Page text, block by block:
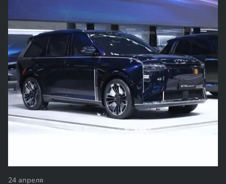
24 апреля